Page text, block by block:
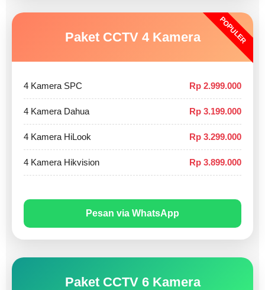
POPULER
Paket CCTV 4 Kamera
4 Kamera SPC Rp 2.999.000
4 Kamera Dahua Rp 3.199.000
4 Kamera HiLook Rp 3.299.000
4 Kamera Hikvision Rp 3.899.000
Pesan via WhatsApp
Paket CCTV 6 Kamera